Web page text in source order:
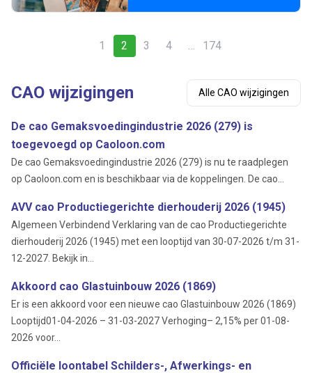
1 2 3 4 174
CAO wijzigingen Alle CAO wijzigingen
De cao Gemaksvoedingindustrie 2026 (279) is
toegevoegd op Caoloon.com
De cao Gemaksvoedingindustrie 2026 (279) is nu te raadplegen
op Caoloon.com en is beschikbaar via de koppelingen. De cao...
AVV cao Productiegerichte dierhouderij 2026 (1945)
Algemeen Verbindend Verklaring van de cao Productiegerichte
dierhouderij 2026 (1945) met een looptijd van 30-07-2026 t/m 31-
12-2027. Bekijk in...
Akkoord cao Glastuinbouw 2026 (1869)
Er is een akkoord voor een nieuwe cao Glastuinbouw 2026 (1869)
Looptijd01-04-2026 – 31-03-2027 Verhoging– 2,15% per 01-08-
2026 voor...
Officiële loontabel Schilders-, Afwerkings- en